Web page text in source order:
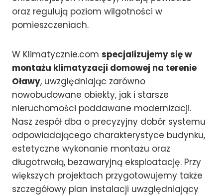
oraz regulują poziom wilgotności w
pomieszczeniach.
W Klimatycznie.com specjalizujemy się w
montażu klimatyzacji domowej na terenie
Oławy, uwzględniając zarówno
nowobudowane obiekty, jak i starsze
nieruchomości poddawane modernizacji.
Nasz zespół dba o precyzyjny dobór systemu
odpowiadającego charakterystyce budynku,
estetyczne wykonanie montażu oraz
długotrwałą, bezawaryjną eksploatację. Przy
większych projektach przygotowujemy także
szczegółowy plan instalacji uwzględniający